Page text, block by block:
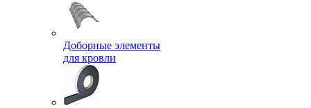
Доборные элементы
для кровли